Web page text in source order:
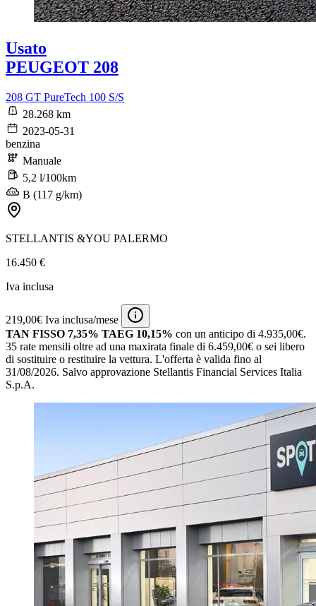
Usato
PEUGEOT 208
208 GT PureTech 100 S/S
28.268 km
2023-05-31
benzina
Manuale
5,2 l/100km
B (117 g/km)
STELLANTIS &YOU PALERMO
16.450 €
Iva inclusa
219,00€ Iva inclusa/mese
TAN FISSO 7,35% TAEG 10,15% con un anticipo di 4.935,00€.
35 rate mensili oltre ad una maxirata finale di 6.459,00€ o sei libero
di sostituire o restituire la vettura. L'offerta è valida fino al
31/08/2026. Salvo approvazione Stellantis Financial Services Italia
S.p.A.